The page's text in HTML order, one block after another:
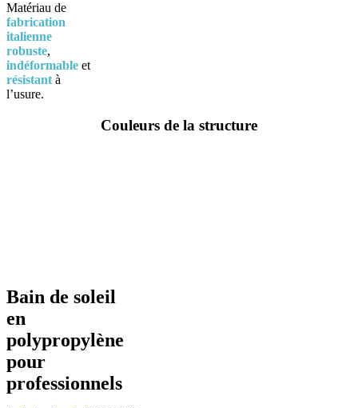
Matériau de
fabrication
italienne
robuste,
indéformable et
résistant à
l’usure.
Couleurs de la structure
Bain de soleil
en
polypropylène
pour
professionnels